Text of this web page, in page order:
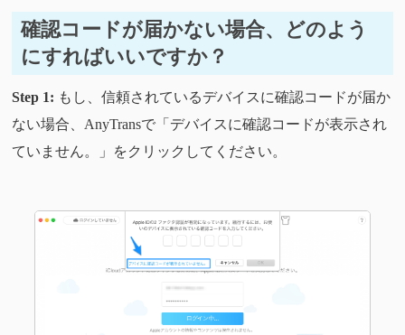
確認コードが届かない場合、どのよう
にすればいいですか？
Step 1: もし、信頼されているデバイスに確認コードが届か
ない場合、AnyTransで「デバイスに確認コードが表示され
ていません。」をクリックしてください。